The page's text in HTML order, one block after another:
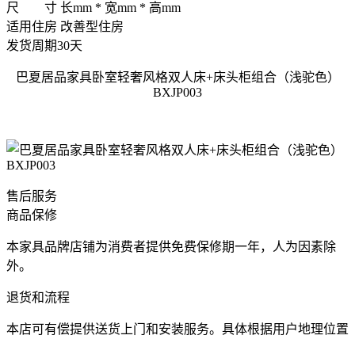
尺 寸 长mm * 宽mm * 高mm
适用住房 改善型住房
发货周期30天
巴夏居品家具卧室轻奢风格双人床+床头柜组合（浅驼色）
BXJP003
售后服务
商品保修
本家具品牌店铺为消费者提供免费保修期一年，人为因素除
外。
退货和流程
本店可有偿提供送货上门和安装服务。具体根据用户地理位置